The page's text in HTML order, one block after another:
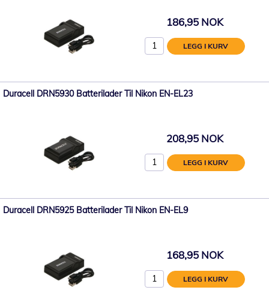
186,95 NOK
LEGG I KURV
Duracell DRN5930 Batterilader Til Nikon EN-EL23
208,95 NOK
LEGG I KURV
Duracell DRN5925 Batterilader Til Nikon EN-EL9
168,95 NOK
LEGG I KURV